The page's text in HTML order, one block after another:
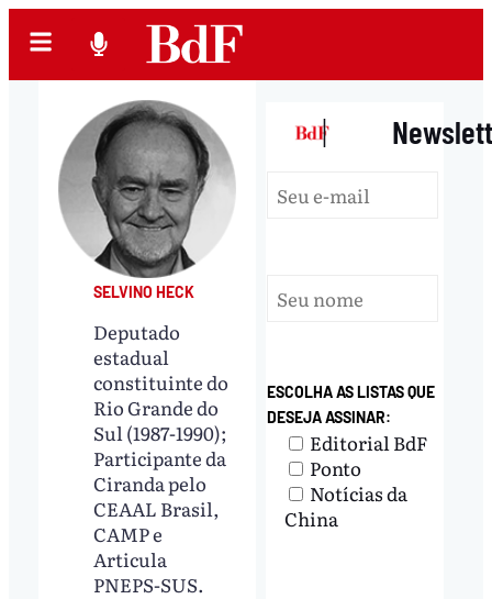
SELVINO HECK
Deputado
estadual
constituinte do
Rio Grande do
Sul (1987-1990);
Participante da
Ciranda pelo
CEAAL Brasil,
CAMP e
Articula
PNEPS-SUS.
|
ESCOLHA AS LISTAS QUE
DESEJA ASSINAR:
Editorial BdF
Ponto
Notícias da
China